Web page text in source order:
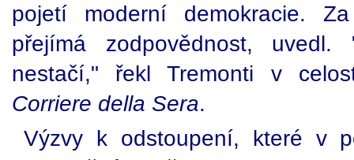
pojetí moderní demokracie.
přejímá zodpovědnost,
nestačí," řekl Tremonti v
Corriere della Sera.
Výzvy k odstoupení, které v